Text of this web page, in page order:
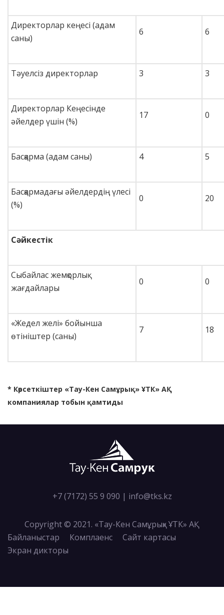
Директорлар кеңесі (адам
саны)
6 6
Тәуелсіз директорлар 3 3
Директорлар Кеңесінде
әйелдер үшін (%)
17 0
Басқарма (адам саны) 4 5
Басқармадағы әйелдердің үлесі
(%)
0 20
Сәйкестік
Сыбайлас жемқорлық
жағдайлары
0 0
«Жедел желі» бойынша
өтініштер (саны)
7 18
* Көрсеткіштер «Тау-Кен Самұрық» ҰТК» АҚ
компаниялар тобын қамтиды
+7 (7172) 55 9 090 | info@tks.kz
Copyright © 2021. «Тау-Кен Самұрық» ҰТК» АҚ
Байланыстар
Комплаенс
Сайт картасы
Экран дикторы